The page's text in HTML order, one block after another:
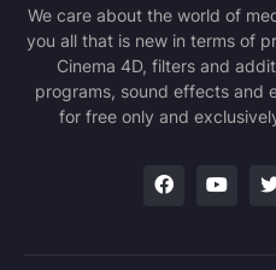
We care about the world of
you all that is new in terms of
Cinema 4D, filters and
programs, sound effects and
for free only and